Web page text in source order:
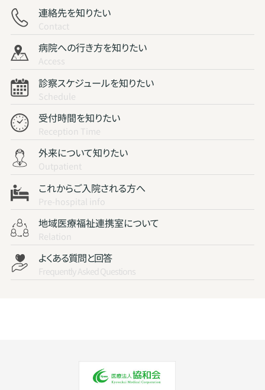
連絡先を知りたい
Contact
病院への行き方を知りたい
Access
診察スケジュールを知りたい
Schedule
受付時間を知りたい
Reception Time
外来について知りたい
Outpatient
これからご入院される方へ
Pre-hospital info
地域医療福祉連携室について
Relation
よくある質問と回答
Frequently Asked Questions